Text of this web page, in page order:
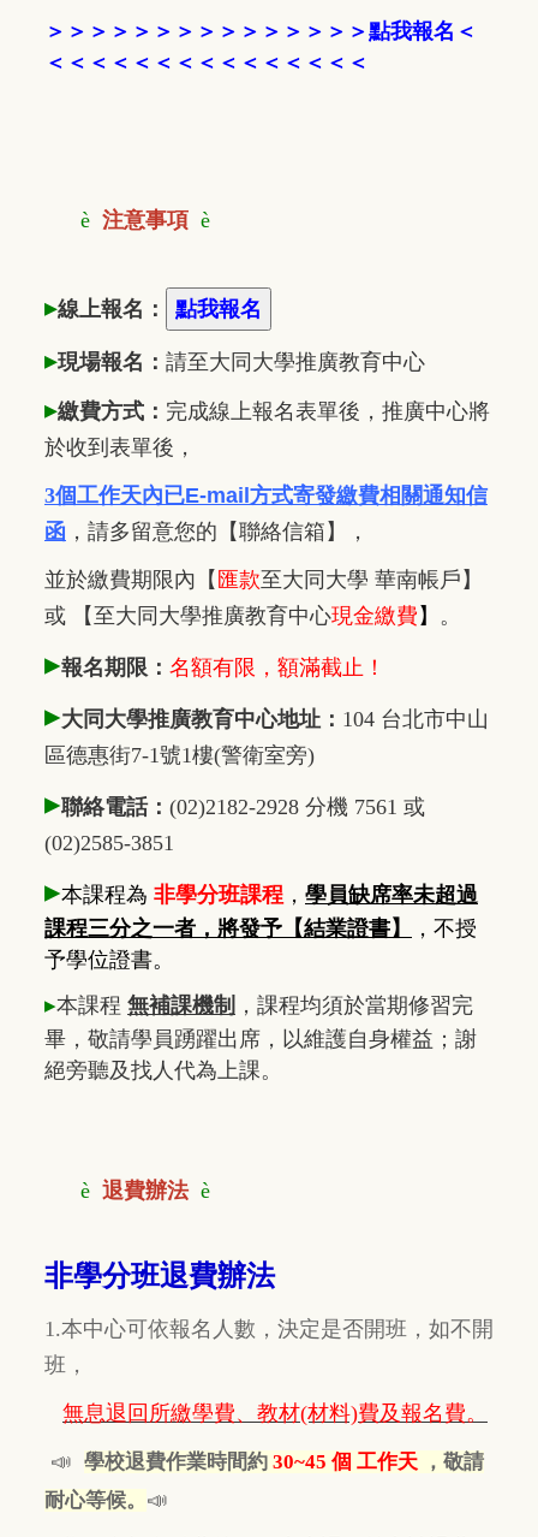
＞ ＞ ＞ ＞ ＞ ＞ ＞ ＞ ＞ ＞ ＞ ＞ ＞ ＞ ＞點我報名 ＜
＜＜＜ ＜＜＜ ＜ ＜ ＜＜＜ ＜ ＜ ＜ ＜
è 注意事項 è
▸線上報名：
▸現場報名： 請至大同大學推廣教育中心
▸繳費方式： 完成線上報名表單後，推廣中心將
於收到表單後，
3個工作天內已E-mail方式寄發繳費相關通知信
函 ， 請多留意您的【聯絡信箱】，
並於繳費期限內 【 匯款至大同大學 華南帳戶】
或 【至大同大學推廣教育中心現金繳費 】 。
▸報名期限： 名額有限，額滿截止！
▸大同大學推廣教育中心地址： 104 台北市中山
區德惠街7-1號1樓(警衛室旁)
▸聯絡電話： (02)2182-2928 分機 7561 或
(02)2585-3851
▸本課程為 非學分班課程 ， 學員缺席率未超過
課程三分之一者，將發予【結業證書】
，不授
予學位證書。
▸本課程 無補課機制 ，課程均須於當期修習完
畢，敬請學員踴躍出席，以維護自身權益；謝
絕旁聽及找人代為上課。
è 退費辦法 è
非學分班退費辦法
1.本中心可依報名人數，決定是否開班，如不開
班，
無息退回所繳學費、教材(材料)費及報名費。
📣 學校退費作業時間約 30~45 個 工作天 ，敬請
耐心等候。 📣